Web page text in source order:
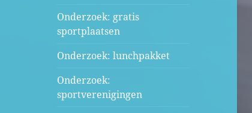
Onderzoek: gratis
sportplaatsen
Onderzoek: lunchpakket
Onderzoek:
sportverenigingen